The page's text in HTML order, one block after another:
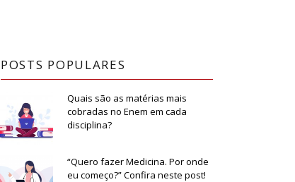
POSTS POPULARES
Quais são as matérias mais
cobradas no Enem em cada
disciplina?
“Quero fazer Medicina. Por onde
eu começo?” Confira neste post!